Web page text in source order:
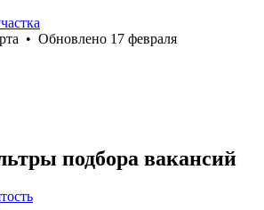
• Обновлено 17 февраля
подбора вакансий